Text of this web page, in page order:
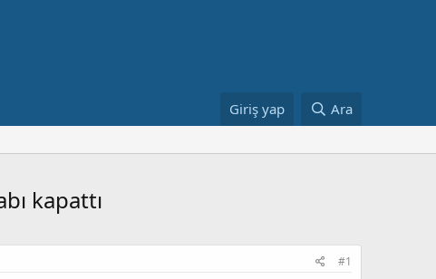
Giriş yap Ara
kapattı
#1